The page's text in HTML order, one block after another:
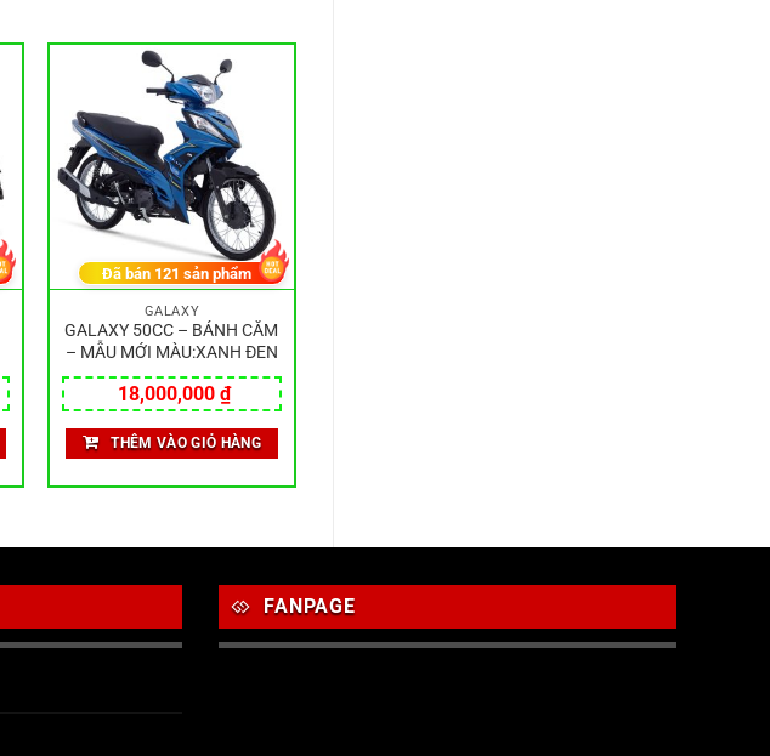
GALAXY
GALAXY 50CC – BÁNH CĂM
– MẪU MỚI MÀU:XANH ĐEN
18,000,000₫
Đã bán 121 sản phẩm
THÊM VÀO GIỎ HÀNG
FANPAGE